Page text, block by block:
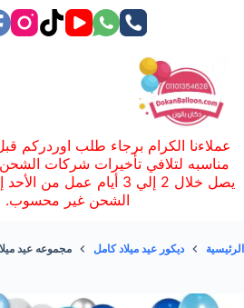
عملاءنا الكرام برجاء طلب اوردركم
مناسبه لتلافي تأخيرات شركات
يصل خلال 2 إلي 3 أيام عمل
الشحن غير محسوب.
الرئيسية ديكور عيد ميلاد كامل مجموعه عيد